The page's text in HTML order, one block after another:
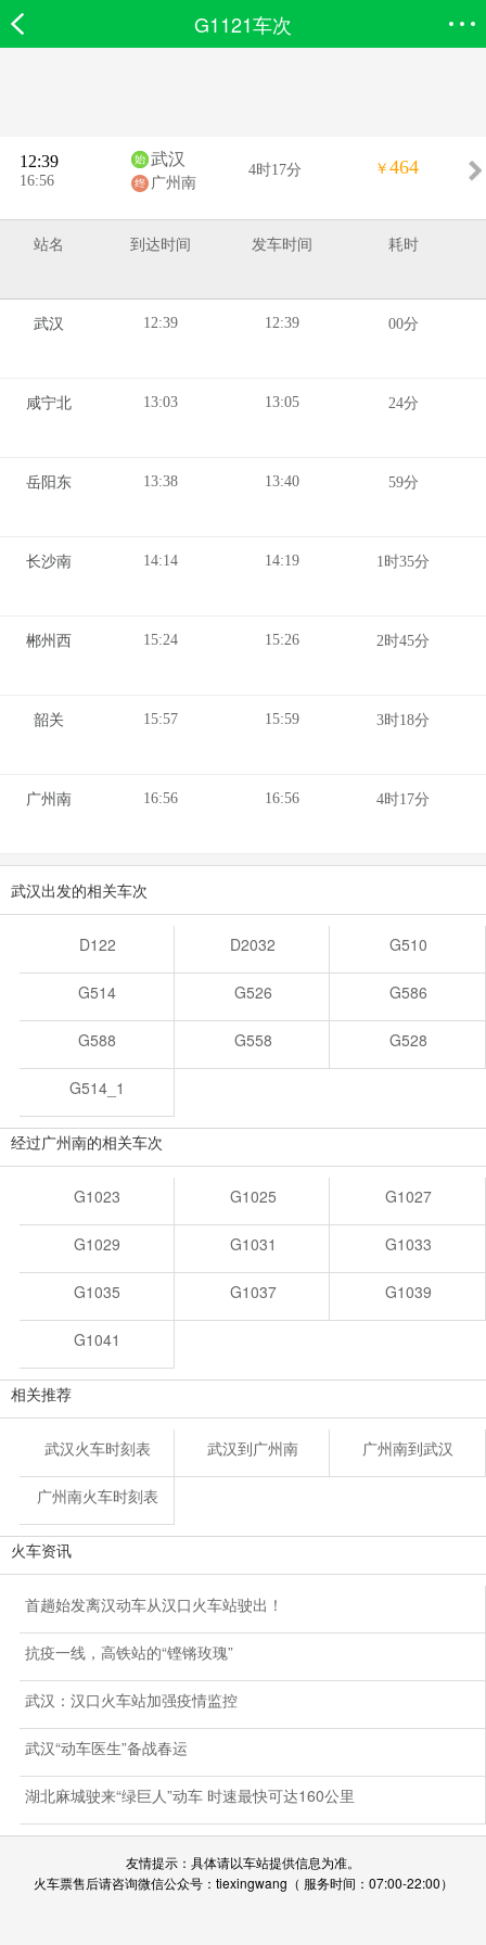
G1121车次
12:39
16:56
武汉
广州南
4时17分 ￥ 464
站名 到达时间 发车时间 耗时
武汉 12:39 12:39 00分
咸宁北 13:03 13:05 24分
岳阳东 13:38 13:40 59分
长沙南 14:14 14:19 1时35分
郴州西 15:24 15:26 2时45分
韶关 15:57 15:59 3时18分
广州南 16:56 16:56 4时17分
武汉出发的相关车次
D122 D2032 G510
G514 G526 G586
G588 G558 G528
G514_1
经过广州南的相关车次
G1023 G1025 G1027
G1029 G1031 G1033
G1035 G1037 G1039
G1041
相关推荐
武汉火车时刻表 武汉到广州南 广州南到武汉
广州南火车时刻表
火车资讯
首趟始发离汉动车从汉口火车站驶出！
抗疫一线，高铁站的“铿锵玫瑰”
武汉：汉口火车站加强疫情监控
武汉“动车医生”备战春运
湖北麻城驶来“绿巨人”动车 时速最快可达160公里
友情提示：具体请以车站提供信息为准。
火车票售后请咨询微信公众号：tiexingwang（ 服务时间：07:00-22:00）